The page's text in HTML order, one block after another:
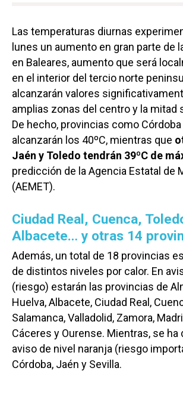
Las temperaturas diurnas
lunes un aumento en gran parte de
en Baleares, aumento que será
en el interior del tercio norte
alcanzarán valores
amplias zonas del centro y la mitad
De hecho, provincias como Córdoba
alcanzarán los 40ºC, mientras que
Jaén y Toledo tendrán 39ºC de
predicción de la Agencia Estatal de
(AEMET).
Ciudad Real, Cuenca,
Albacete… y otras 14
Además, un total de 18 provincias
de distintos niveles por calor. En
(riesgo) estarán las provincias de
Huelva, Albacete, Ciudad Real,
Salamanca, Valladolid, Zamora,
Cáceres y Ourense. Mientras, se ha
aviso de nivel naranja (riesgo
Córdoba, Jaén y Sevilla.